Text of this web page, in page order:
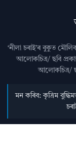
‘নীলা চৰাই’ৰ বুকুত
আলোকচিত্ৰ/ ছবি
আলোকচিত্ৰ/
মন কৰিব: কৃত্ৰিম